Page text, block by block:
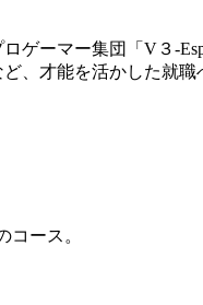
ーマー集団「V３-
、才能を活かした就職
ース。